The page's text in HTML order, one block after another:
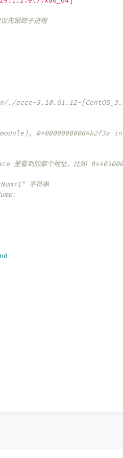
先跟踪子进程
acce-3.10.61.12-
0x00000000004b2f3a
看到的那个地址，比如 0x403000
字符串
：